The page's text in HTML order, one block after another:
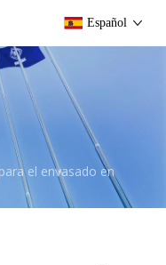
Español
el envasado en